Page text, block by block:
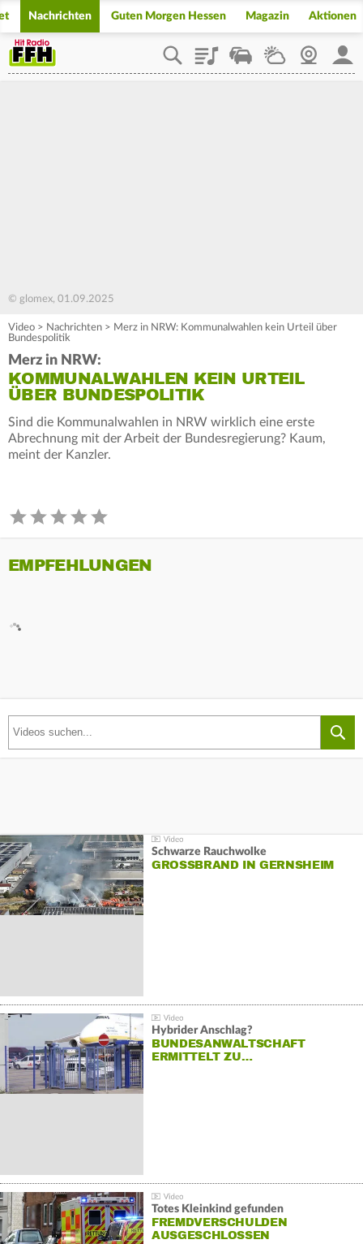
Nachrichten Guten Morgen Hessen Magazin Aktionen
PlaylistStaupilotWetterWebcam
© glomex, 01.09.2025
Video > Nachrichten > Merz in NRW: Kommunalwahlen kein Urteil über
Bundespolitik
Merz in NRW:
KOMMUNALWAHLEN KEIN URTEIL
ÜBER BUNDESPOLITIK
Sind die Kommunalwahlen in NRW wirklich eine erste
Abrechnung mit der Arbeit der Bundesregierung? Kaum,
meint der Kanzler.
EMPFEHLUNGEN
Schwarze Rauchwolke
GROSSBRAND IN GERNSHEIM
Hybrider Anschlag?
BUNDESANWALTSCHAFT
ERMITTELT ZU…
Totes Kleinkind gefunden
FREMDVERSCHULDEN
AUSGESCHLOSSEN